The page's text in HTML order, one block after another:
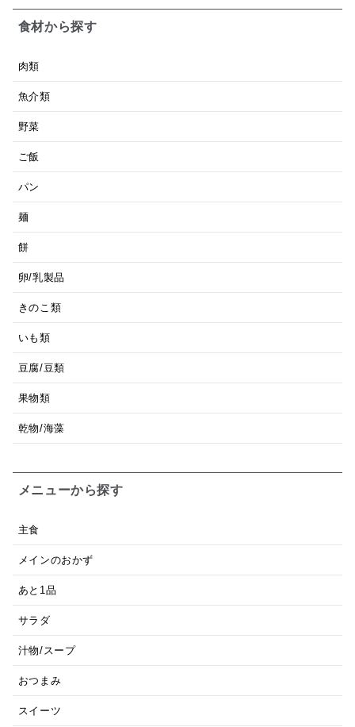
食材から探す
肉類
魚介類
野菜
ご飯
パン
麺
餅
卵/乳製品
きのこ類
いも類
豆腐/豆類
果物類
乾物/海藻
メニューから探す
主食
メインのおかず
あと1品
サラダ
汁物/スープ
おつまみ
スイーツ